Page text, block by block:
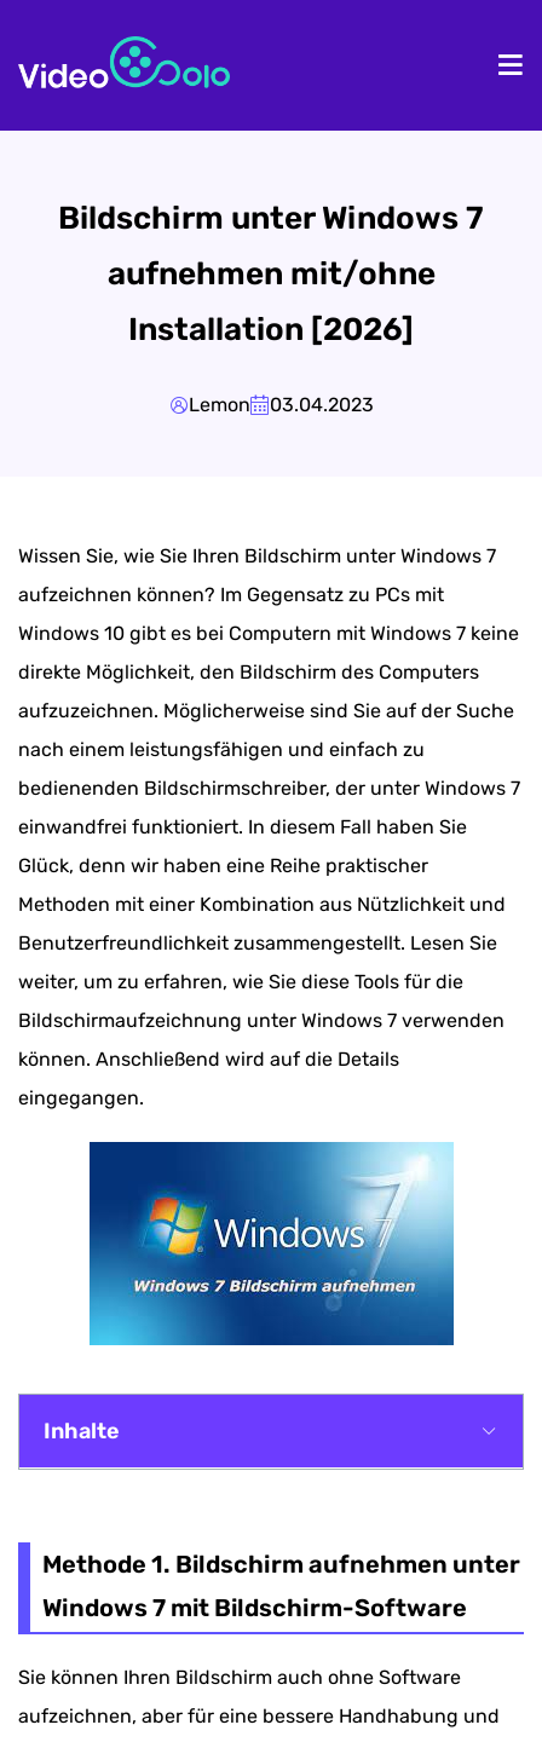
Bildschirm unter Windows 7
aufnehmen mit/ohne
Installation [2026]
Lemon 03.04.2023
Wissen Sie, wie Sie Ihren Bildschirm unter Windows 7
aufzeichnen können? Im Gegensatz zu PCs mit
Windows 10 gibt es bei Computern mit Windows 7 keine
direkte Möglichkeit, den Bildschirm des Computers
aufzuzeichnen. Möglicherweise sind Sie auf der Suche
nach einem leistungsfähigen und einfach zu
bedienenden Bildschirmschreiber, der unter Windows 7
einwandfrei funktioniert. In diesem Fall haben Sie
Glück, denn wir haben eine Reihe praktischer
Methoden mit einer Kombination aus Nützlichkeit und
Benutzerfreundlichkeit zusammengestellt. Lesen Sie
weiter, um zu erfahren, wie Sie diese Tools für die
Bildschirmaufzeichnung unter Windows 7 verwenden
können. Anschließend wird auf die Details
eingegangen.
Inhalte
Methode 2. Bildschirm aufnehmen unter
Windows 7 Online
Methode 3. Bildschirm unter Windows 7
aufnehmen via PowerPoint
Methode 1. Bildschirm aufnehmen unter
Windows 7 mit Bildschirm-Software
Sie können Ihren Bildschirm auch ohne Software
aufzeichnen, aber für eine bessere Handhabung und